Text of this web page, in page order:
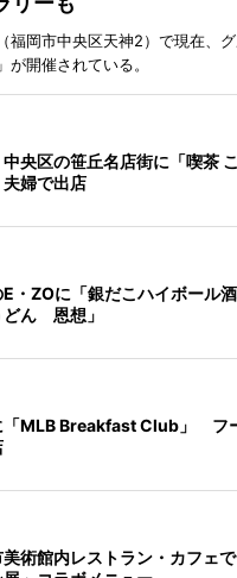
福岡市中央区天神2）で現在、
開催されている。
央区の笹丘名店街に「喫茶
婦で出店
・ZOに「銀だこハイボール
どん 恩想」
「MLB Breakfast Club」 フ
術館内レストラン・カフェ